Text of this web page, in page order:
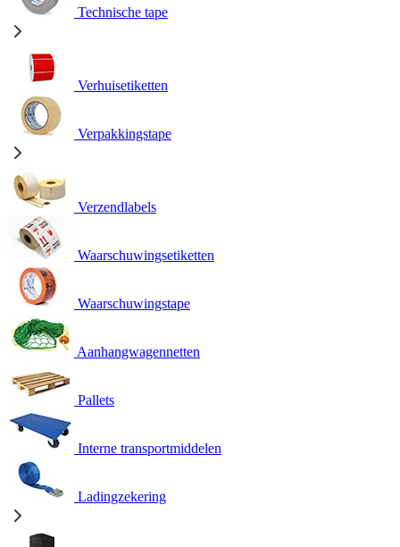
Technische tape
Verhuisetiketten
Verpakkingstape
Verzendlabels
Waarschuwingsetiketten
Waarschuwingstape
Aanhangwagennetten
Pallets
Interne transportmiddelen
Ladingzekering